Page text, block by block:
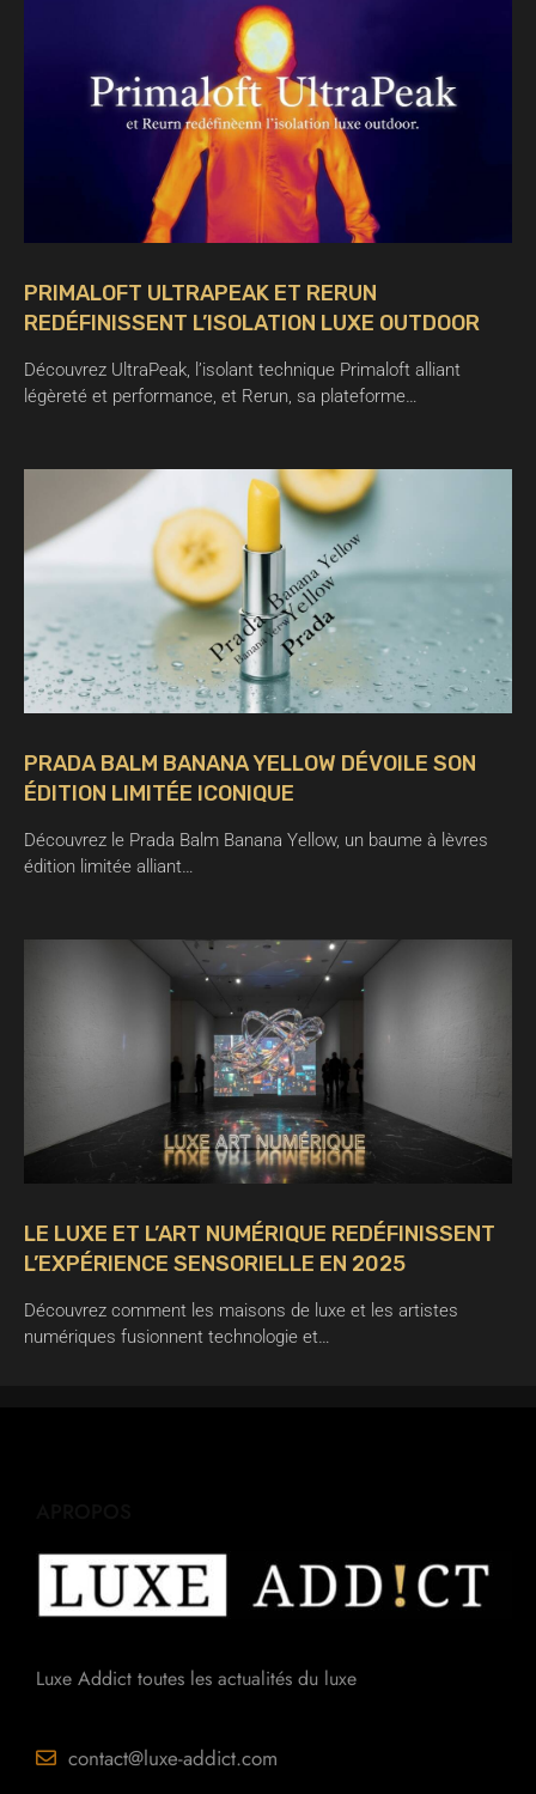
PRIMALOFT ULTRAPEAK ET RERUN
REDÉFINISSENT L’ISOLATION LUXE OUTDOOR
Découvrez UltraPeak, l’isolant technique Primaloft alliant
légèreté et performance, et Rerun, sa plateforme…
PRADA BALM BANANA YELLOW DÉVOILE SON
ÉDITION LIMITÉE ICONIQUE
Découvrez le Prada Balm Banana Yellow, un baume à lèvres
édition limitée alliant…
LE LUXE ET L’ART NUMÉRIQUE REDÉFINISSENT
L’EXPÉRIENCE SENSORIELLE EN 2025
Découvrez comment les maisons de luxe et les artistes
numériques fusionnent technologie et…
Luxe Addict toutes les actualités du luxe
contact@luxe-addict.com